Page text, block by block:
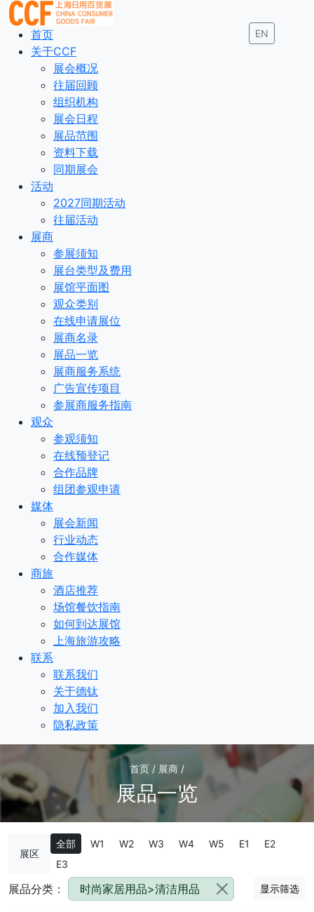
EN
首页
关于CCF
展会概况
往届回顾
组织机构
展会日程
展品范围
资料下载
同期展会
活动
2027同期活动
往届活动
展商
参展须知
展台类型及费用
展馆平面图
观众类别
在线申请展位
展商名录
展品一览
展商服务系统
广告宣传项目
参展商服务指南
观众
参观须知
在线预登记
合作品牌
组团参观申请
媒体
展会新闻
行业动态
合作媒体
商旅
酒店推荐
场馆餐饮指南
如何到达展馆
上海旅游攻略
联系
联系我们
关于德钛
加入我们
隐私政策
首页 / 展商 /
展品一览
展区
全部 W1 W2 W3 W4 W5 E1
E2
E3
展品分类： 时尚家居用品>清洁用品 显示筛选